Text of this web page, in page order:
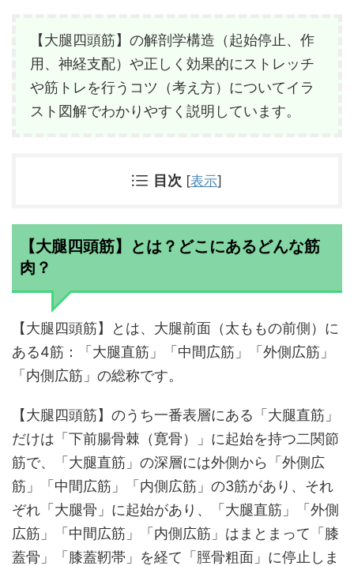
【大腿四頭筋】の解剖学構造（起始停止、作
用、神経支配）や正しく効果的にストレッチ
や筋トレを行うコツ（考え方）についてイラ
スト図解でわかりやすく説明しています。
目次 [表示]
【大腿四頭筋】とは？どこにあるどんな筋
肉？
【大腿四頭筋】とは、大腿前面（太ももの前側）に
ある4筋：「大腿直筋」「中間広筋」「外側広筋」
「内側広筋」の総称です。
【大腿四頭筋】のうち一番表層にある「大腿直筋」
だけは「下前腸骨棘（寛骨）」に起始を持つ二関節
筋で、「大腿直筋」の深層には外側から「外側広
筋」「中間広筋」「内側広筋」の3筋があり、それ
ぞれ「大腿骨」に起始があり、「大腿直筋」「外側
広筋」「中間広筋」「内側広筋」はまとまって「膝
蓋骨」「膝蓋靭帯」を経て「脛骨粗面」に停止しま